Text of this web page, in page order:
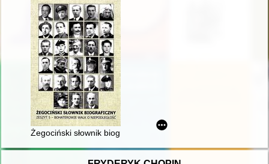
Żegociński słownik biograficzny. Z. 5,